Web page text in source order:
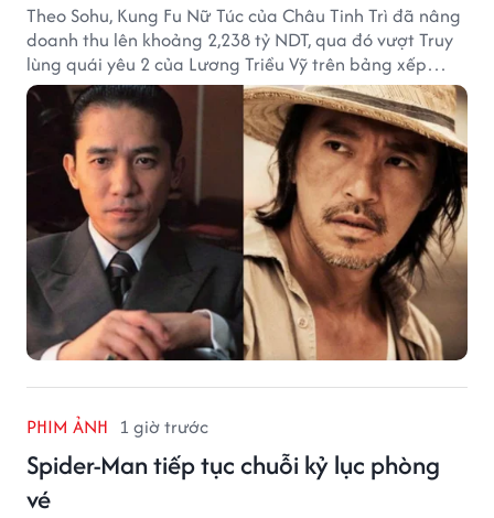
Theo Sohu, Kung Fu Nữ Túc của Châu Tinh Trì đã nâng
doanh thu lên khoảng 2,238 tỷ NDT, qua đó vượt Truy
lùng quái yêu 2 của Lương Triều Vỹ trên bảng xếp
hạng phòng vé Trung Quốc.
PHIM ẢNH 1 giờ trước
Spider-Man tiếp tục chuỗi kỷ lục phòng
vé